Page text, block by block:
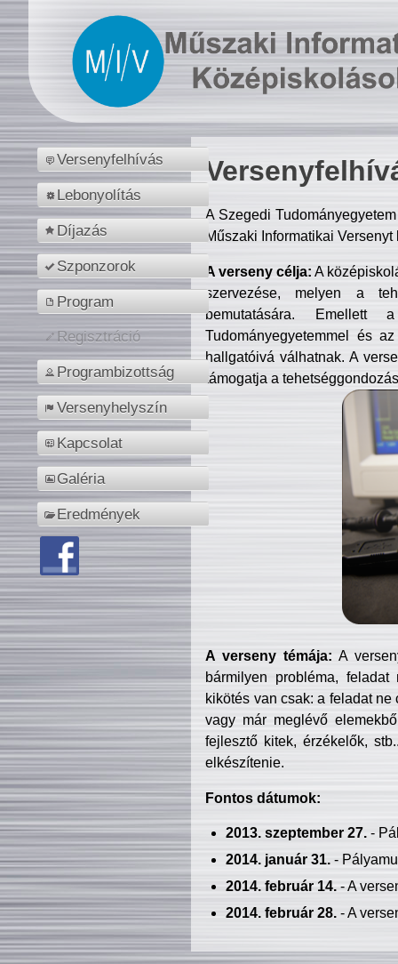
Versenyfelhívás
Lebonyolítás
Díjazás
Szponzorok
Program
Regisztráció
Programbizottság
Versenyhelyszín
Kapcsolat
Galéria
Eredmények
A Szegedi
Műszaki Informatikai
A verseny célja: A
szervezése, melyen a
bemutatására. Emellett
Tudományegyetemmel és
hallgatóivá válhatnak. A
támogatja a
A verseny témája: A
bármilyen probléma, feladat
kikötés van csak: a feladat
vagy már meglévő
fejlesztő kitek, érzékelők,
elkészítenie.
Fontos dátumok:
2013. szeptember 27.-
2014. január 31.-
2014. február 14.- A
2014. február 28.- A